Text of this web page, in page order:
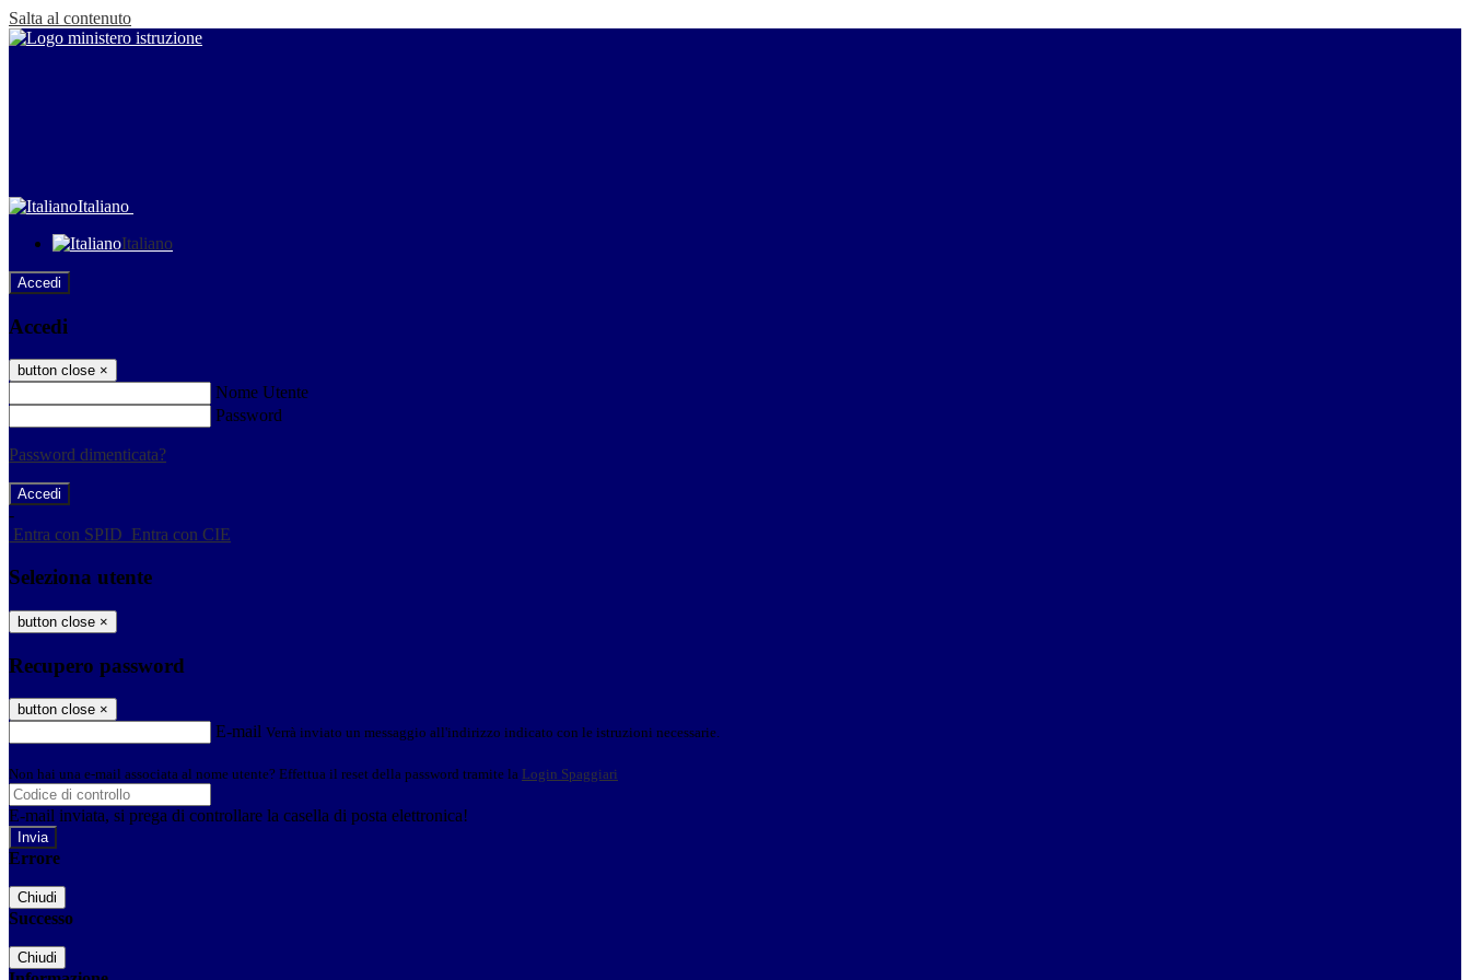
Salta al contenuto
Italiano
Italiano
Accedi
Accedi
button close ×
Nome Utente
Password
Password dimenticata?
-
Entra con SPID Entra con CIE
Seleziona utente
button close ×
Recupero password
button close ×
E-mail Verrà inviato un messaggio all'indirizzo indicato con le istruzioni necessarie.
Non hai una e-mail associata al nome utente? Effettua il reset della password tramite la Login Spaggiari
E-mail inviata, si prega di controllare la casella di posta elettronica!
Errore
Chiudi
Successo
Chiudi